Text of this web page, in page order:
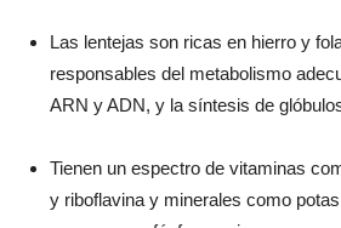
Las lentejas son ricas en hierro y
responsables del metabolismo
ARN y ADN, y la síntesis de
Tienen un espectro de vitaminas
y riboflavina y minerales como